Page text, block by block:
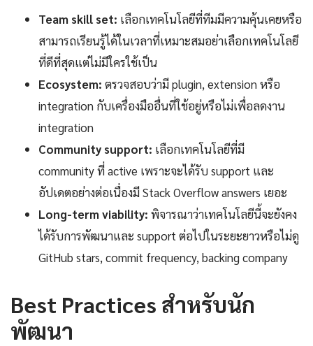
Team skill set: เลือกเทคโนโลยีที่ทีมมีความคุ้นเคยหรือ
สามารถเรียนรู้ได้ในเวลาที่เหมาะสมอย่าเลือกเทคโนโลยี
ที่ดีที่สุดแต่ไม่มีใครใช้เป็น
Ecosystem: ตรวจสอบว่ามี plugin, extension หรือ
integration กับเครื่องมืออื่นที่ใช้อยู่หรือไม่เพื่อลดงาน
integration
Community support: เลือกเทคโนโลยีที่มี
community ที่ active เพราะจะได้รับ support และ
อัปเดตอย่างต่อเนื่องมี Stack Overflow answers เยอะ
Long-term viability: พิจารณาว่าเทคโนโลยีนี้จะยังคง
ได้รับการพัฒนาและ support ต่อไปในระยะยาวหรือไม่ดู
GitHub stars, commit frequency, backing company
Best Practices สำหรับนัก
พัฒนา